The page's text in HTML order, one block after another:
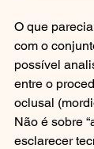
O que
com o
possível
entre o
oclusal
Não é sobre
esclarecer